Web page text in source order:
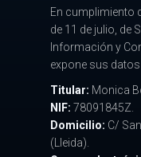
En cumplimiento
de 11 de julio, de
Información y
expone sus
Titular: Monica
NIF: 78091845Z.
Domicilio: C/
(Lleida).